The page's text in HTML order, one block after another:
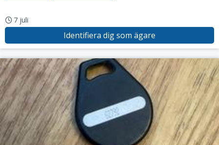
7 juli
Identifiera dig som ägare